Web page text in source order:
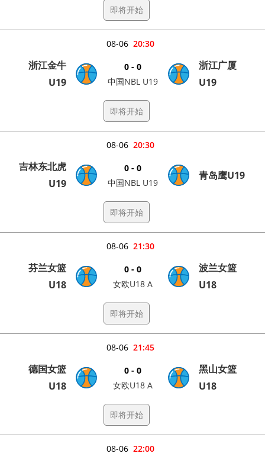
即将开始
20:30
08-06
浙江金牛
U19
0 - 0
中国NBL U19
浙江广厦
U19
即将开始
20:30
08-06
吉林东北虎
U19
0 - 0
中国NBL U19
青岛鹰U19
即将开始
21:30
08-06
芬兰女篮
U18
0 - 0
女欧U18 A
波兰女篮
U18
即将开始
21:45
08-06
德国女篮
U18
0 - 0
女欧U18 A
黑山女篮
U18
即将开始
22:00
08-06